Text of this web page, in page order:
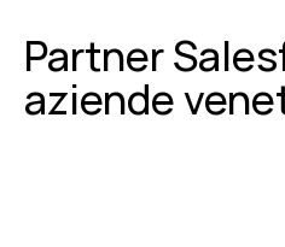
Partner
aziende